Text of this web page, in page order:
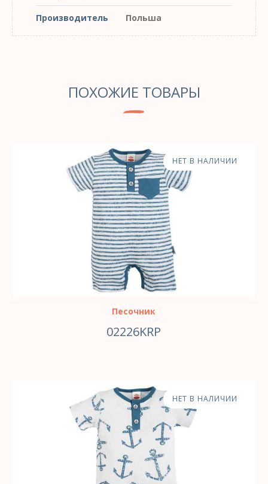
Производитель Польша
ПОХОЖИЕ ТОВАРЫ
НЕТ В НАЛИЧИИ
Песочник
02226KRP
НЕТ В НАЛИЧИИ